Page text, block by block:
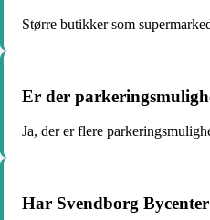
Større butikker som
Er der
Ja, der er flere
Har Svendborg